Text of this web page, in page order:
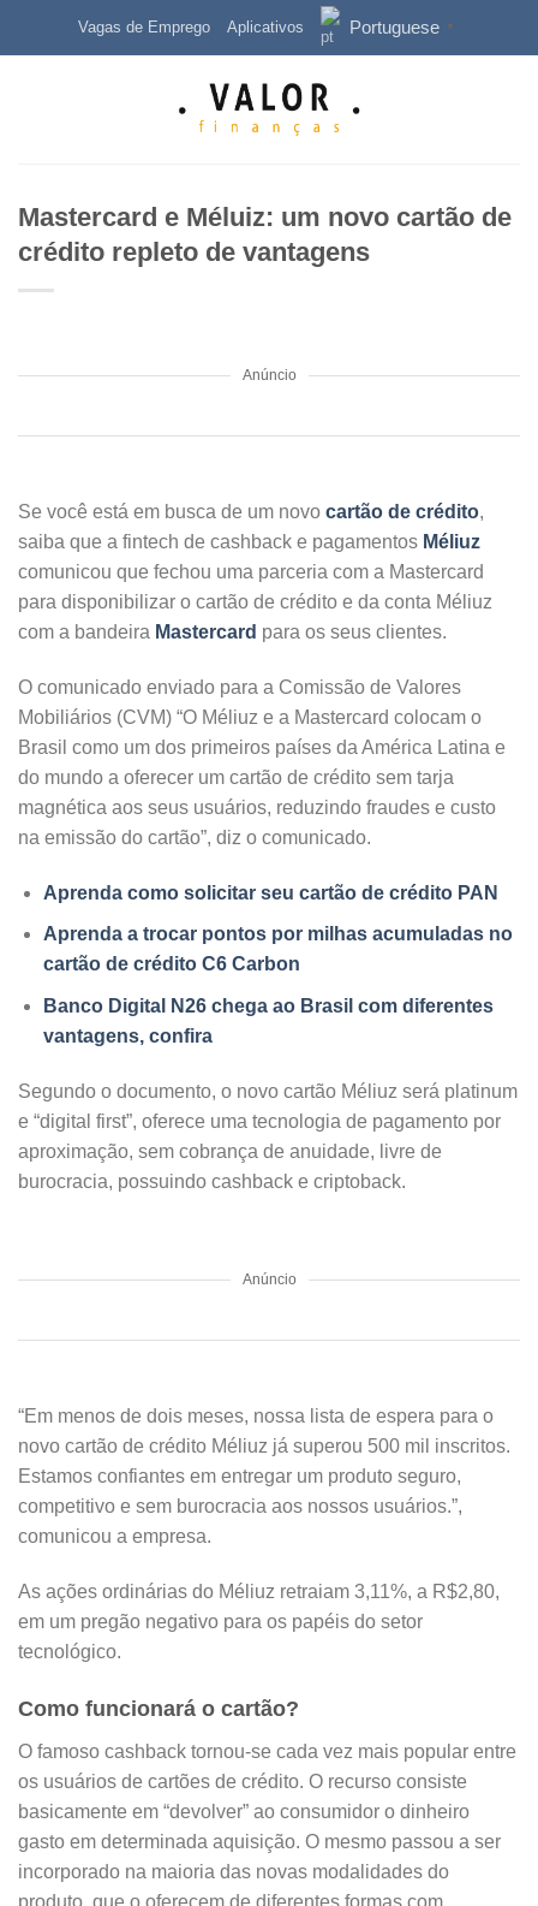
Vagas de Emprego Aplicativos Portuguese ▼
Mastercard e Méluiz: um novo cartão de
crédito repleto de vantagens
Anúncio
Se você está em busca de um novo cartão de crédito,
saiba que a fintech de cashback e pagamentos Méliuz
comunicou que fechou uma parceria com a Mastercard
para disponibilizar o cartão de crédito e da conta Méliuz
com a bandeira Mastercard para os seus clientes.
O comunicado enviado para a Comissão de Valores
Mobiliários (CVM) “O Méliuz e a Mastercard colocam o
Brasil como um dos primeiros países da América Latina e
do mundo a oferecer um cartão de crédito sem tarja
magnética aos seus usuários, reduzindo fraudes e custo
na emissão do cartão”, diz o comunicado.
Aprenda como solicitar seu cartão de crédito PAN
Aprenda a trocar pontos por milhas acumuladas no
cartão de crédito C6 Carbon
Banco Digital N26 chega ao Brasil com diferentes
vantagens, confira
Segundo o documento, o novo cartão Méliuz será platinum
e “digital first”, oferece uma tecnologia de pagamento por
aproximação, sem cobrança de anuidade, livre de
burocracia, possuindo cashback e criptoback.
Anúncio
“Em menos de dois meses, nossa lista de espera para o
novo cartão de crédito Méliuz já superou 500 mil inscritos.
Estamos confiantes em entregar um produto seguro,
competitivo e sem burocracia aos nossos usuários.”,
comunicou a empresa.
As ações ordinárias do Méliuz retraiam 3,11%, a R$2,80,
em um pregão negativo para os papéis do setor
tecnológico.
Como funcionará o cartão?
O famoso cashback tornou-se cada vez mais popular entre
os usuários de cartões de crédito. O recurso consiste
basicamente em “devolver” ao consumidor o dinheiro
gasto em determinada aquisição. O mesmo passou a ser
incorporado na maioria das novas modalidades do
produto, que o oferecem de diferentes formas com